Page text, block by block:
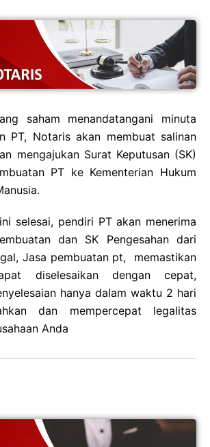
saham menandatangani minuta
PT, Notaris akan membuat salinan
mengajukan Surat Keputusan (SK)
PT ke Kementerian Hukum
selesai, pendiri PT akan menerima
dan SK Pengesahan dari
Jasa pembuatan pt, memastikan
diselesaikan dengan cepat,
hanya dalam waktu 2 hari
dan mempercepat legalitas
Anda